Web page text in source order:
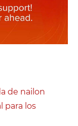
de nailon
para los